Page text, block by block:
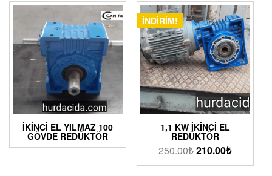
İKINCI EL YILMAZ 100
GÖVDE REDÜKTÖR
İNDIRIM!
1,1 KW İKINCI EL
REDÜKTÖR
250.00₺210.00₺